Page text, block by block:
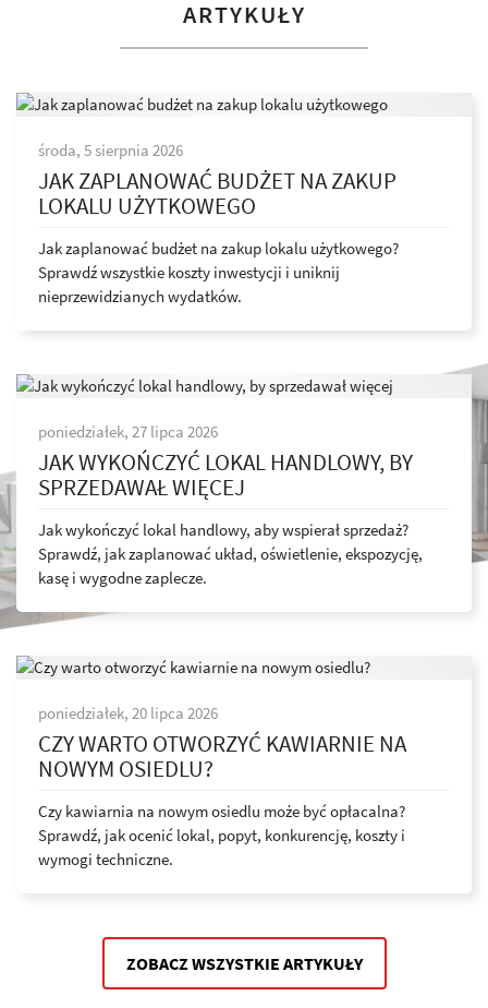
ARTYKUŁY
środa, 5 sierpnia 2026
JAK ZAPLANOWAĆ BUDŻET NA ZAKUP
LOKALU UŻYTKOWEGO
Jak zaplanować budżet na zakup lokalu użytkowego?
Sprawdź wszystkie koszty inwestycji i uniknij
nieprzewidzianych wydatków.
poniedziałek, 27 lipca 2026
JAK WYKOŃCZYĆ LOKAL HANDLOWY, BY
SPRZEDAWAŁ WIĘCEJ
Jak wykończyć lokal handlowy, aby wspierał sprzedaż?
Sprawdź, jak zaplanować układ, oświetlenie, ekspozycję,
kasę i wygodne zaplecze.
poniedziałek, 20 lipca 2026
CZY WARTO OTWORZYĆ KAWIARNIE NA
NOWYM OSIEDLU?
Czy kawiarnia na nowym osiedlu może być opłacalna?
Sprawdź, jak ocenić lokal, popyt, konkurencję, koszty i
wymogi techniczne.
ZOBACZ WSZYSTKIE ARTYKUŁY